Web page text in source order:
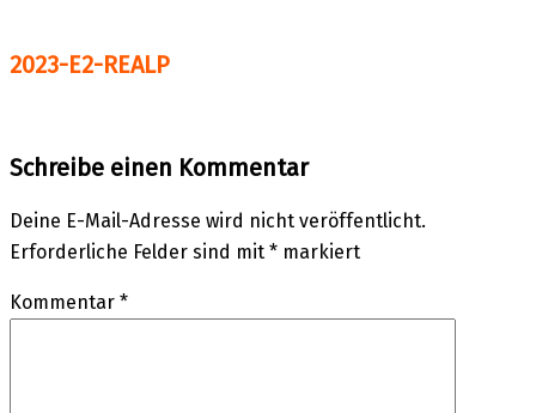
2023-E2-REALP
Schreibe einen Kommentar
Deine E-Mail-Adresse wird nicht veröffentlicht.
Erforderliche Felder sind mit * markiert
Kommentar *